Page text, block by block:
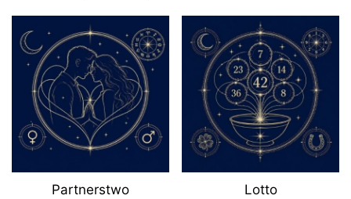
Partnerstwo Lotto